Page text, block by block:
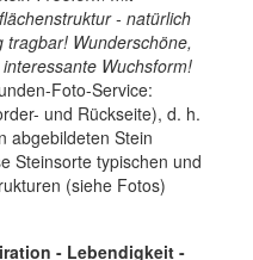
- natürlich
Wunderschöne,
Wuchsform!
Foto-Service:
und Rückseite), d. h.
abgebildeten Stein
Steinsorte typischen und
(siehe Fotos)
- Lebendigkeit -